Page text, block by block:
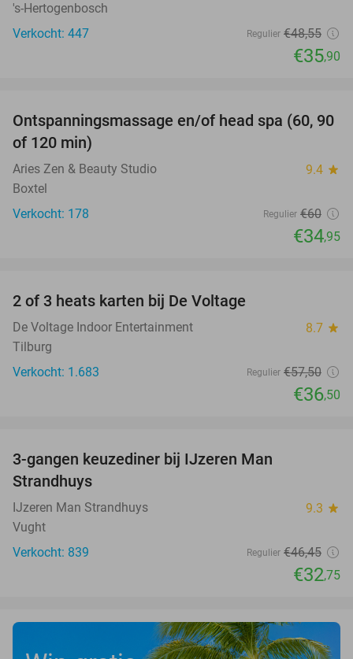
's-Hertogenbosch
Verkocht: 447
Regulier €48,55
€35,90
42%
Ontspanningsmassage en/of head spa (60, 90
of 120 min)
Aries Zen & Beauty Studio 9.4 star
Boxtel
Verkocht: 178
Regulier €60
€34,95
2 of 3 heats karten bij De Voltage
De Voltage Indoor Entertainment 8.7 star
Tilburg
Verkocht: 1.683
Regulier €57,50
€36,50
3-gangen keuzediner bij IJzeren Man
Strandhuys
IJzeren Man Strandhuys 9.3 star
Vught
Verkocht: 839
Regulier €46,45
€32,75